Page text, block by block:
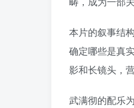
本片的叙事结
确定哪些是真
影和长镜头，
武满彻的配乐